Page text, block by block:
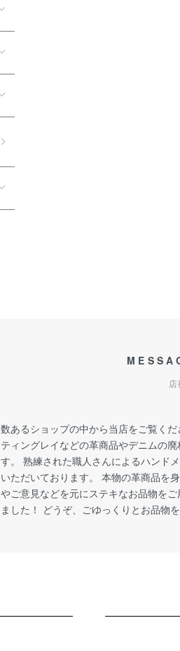
数あるショップの中から当店をご覧く
ティングレイなどの革商品やデニムの
す。 熟練された職人さんによるハンド
いただいております。 本物の革商品を
やご意見などを元にステキなお品物を
ました！ どうぞ、ごゆっくりとお品物